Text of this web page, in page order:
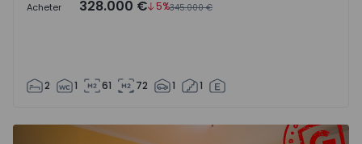
Acheter 328.000 € 5%345.000 €
2 1 61 72 1 1
Appartement T2 Sintra, Casal de Cambra - 1460414 - 1